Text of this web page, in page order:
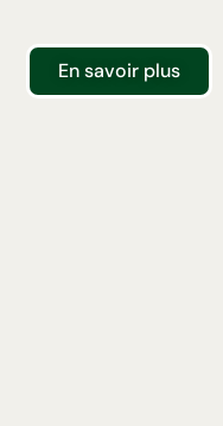
En savoir plus